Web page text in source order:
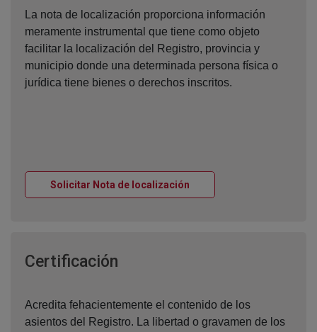
La nota de localización proporciona información
meramente instrumental que tiene como objeto
facilitar la localización del Registro, provincia y
municipio donde una determinada persona física o
jurídica tiene bienes o derechos inscritos.
Solicitar Nota de localización
Certificación
Acredita fehacientemente el contenido de los
asientos del Registro. La libertad o gravamen de los